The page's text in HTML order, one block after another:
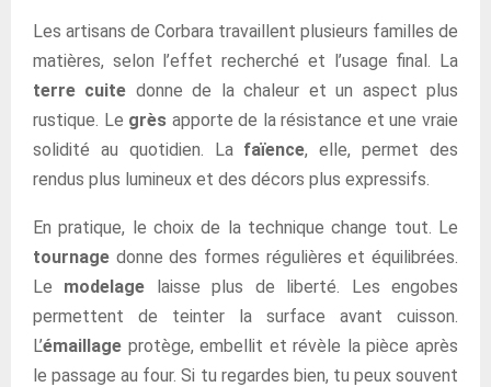
Les artisans de Corbara travaillent plusieurs familles de
matières, selon l’effet recherché et l’usage final. La
terre cuite donne de la chaleur et un aspect plus
rustique. Le grès apporte de la résistance et une vraie
solidité au quotidien. La faïence, elle, permet des
rendus plus lumineux et des décors plus expressifs.
En pratique, le choix de la technique change tout. Le
tournage donne des formes régulières et équilibrées.
Le modelage laisse plus de liberté. Les engobes
permettent de teinter la surface avant cuisson.
L’émaillage protège, embellit et révèle la pièce après
le passage au four. Si tu regardes bien, tu peux souvent